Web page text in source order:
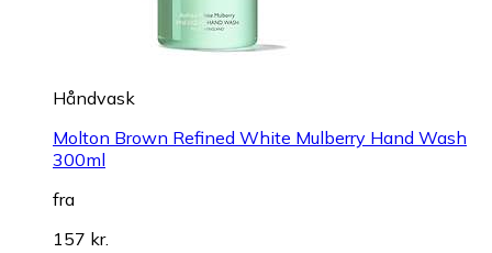
Håndvask
Molton Brown Refined White Mulberry Hand Wash
300ml
fra
157 kr.